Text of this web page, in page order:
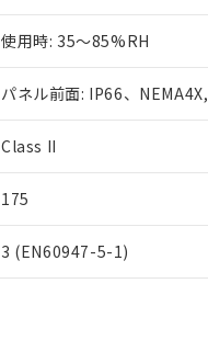
使用時: 35～85%RH
パネル前面: IP66、
Class II
175
3 (EN60947-5-1)